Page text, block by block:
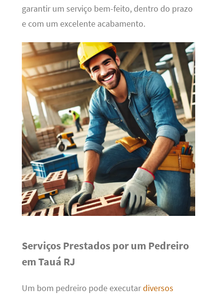
garantir um serviço bem-feito, dentro do prazo
e com um excelente acabamento.
Serviços Prestados por um Pedreiro
em Tauá RJ
Um bom pedreiro pode executardiversos